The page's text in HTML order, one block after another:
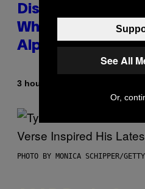
Discovered the
Whoop’ of Pop
Alpha Melody
3 hours ago
PHOTO BY MONICA SCHIPPER/
See All
Or,